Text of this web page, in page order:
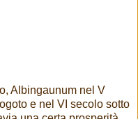
Albingaunum nel V
e nel VI secolo sotto